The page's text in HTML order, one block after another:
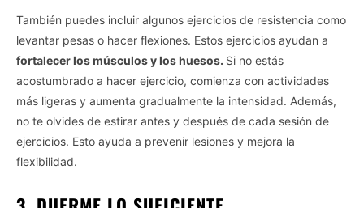
También puedes incluir algunos ejercicios de resistencia como
levantar pesas o hacer flexiones. Estos ejercicios ayudan a
fortalecer los músculos y los huesos. Si no estás
acostumbrado a hacer ejercicio, comienza con actividades
más ligeras y aumenta gradualmente la intensidad. Además,
no te olvides de estirar antes y después de cada sesión de
ejercicios. Esto ayuda a prevenir lesiones y mejora la
flexibilidad.